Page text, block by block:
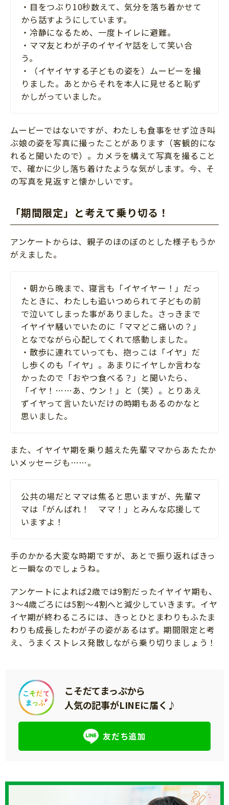
・目をつぶり10秒数えて、気分を落ち着かせて
から話すようにしています。
・冷静になるため、一度トイレに避難。
・ママ友とわが子のイヤイヤ話をして笑い合
う。
・（イヤイヤする子どもの姿を）ムービーを撮
りました。あとからそれを本人に見せると恥ず
かしがっていました。
ムービーではないですが、わたしも食事をせず泣き叫
ぶ娘の姿を写真に撮ったことがあります（客観的にな
れると聞いたので）。カメラを構えて写真を撮ること
で、確かに少し落ち着けたような気がします。今、そ
の写真を見返すと懐かしいです。
「期間限定」と考えて乗り切る！
アンケートからは、親子のほのぼのとした様子もうか
がえました。
・朝から晩まで、寝言も「イヤイヤー！」だっ
たときに、わたしも追いつめられて子どもの前
で泣いてしまった事がありました。さっきまで
イヤイヤ騒いでいたのに「ママどこ痛いの？」
となでながら心配してくれて感動しました。
・散歩に連れていっても、抱っこは「イヤ」だ
し歩くのも「イヤ」。あまりにイヤしか言わな
かったので「おやつ食べる？」と聞いたら、
「イヤ！……あ、ウン！」と（笑）。とりあえ
ずイヤって言いたいだけの時期もあるのかなと
思いました。
また、イヤイヤ期を乗り越えた先輩ママからあたたか
いメッセージも……。
公共の場だとママは焦ると思いますが、先輩マ
マは「がんばれ！ ママ！」とみんな応援して
いますよ！
手のかかる大変な時期ですが、あとで振り返ればきっ
と一瞬なのでしょうね。
アンケートによれば2歳では9割だったイヤイヤ期も、
3～4歳ごろには5割～4割へと減少していきます。イヤ
イヤ期が終わるころには、きっとひとまわりもふたま
わりも成長したわが子の姿があるはず。期間限定と考
え、うまくストレス発散しながら乗り切りましょう！
こそだてまっぷから
人気の記事がLINEに届く♪
友だち追加